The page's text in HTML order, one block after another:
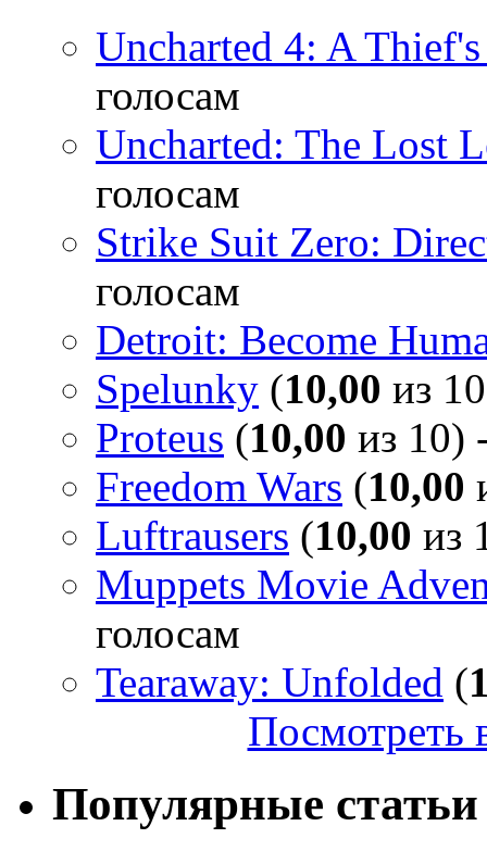
Uncharted 4: A
голосам
Uncharted: The Lost
голосам
Strike Suit Zero:
голосам
Detroit: Become
Spelunky (10,00 из
Proteus (10,00 из 10)
Freedom Wars (10,00
Luftrausers (10,00 из
Muppets Movie
голосам
Tearaway: Unfolded (
Посмотреть
Популярные статьи